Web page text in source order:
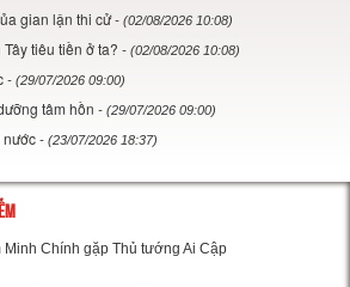
gian lận thi cử- (02/08/2026 10:08)
tiêu tiền ở ta? - (02/08/2026 10:08)
- (29/07/2026 09:00)
tâm hồn - (29/07/2026 09:00)
nước - (23/07/2026 18:37)
Chính gặp Thủ tướng Ai Cập